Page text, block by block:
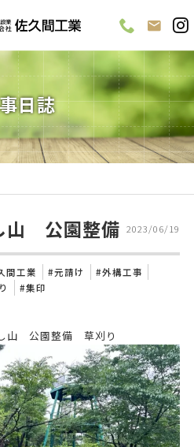
日誌
山 公園整備 2023/06/19
間工業 元請け
外構工事
集印
山 公園整備 草刈り